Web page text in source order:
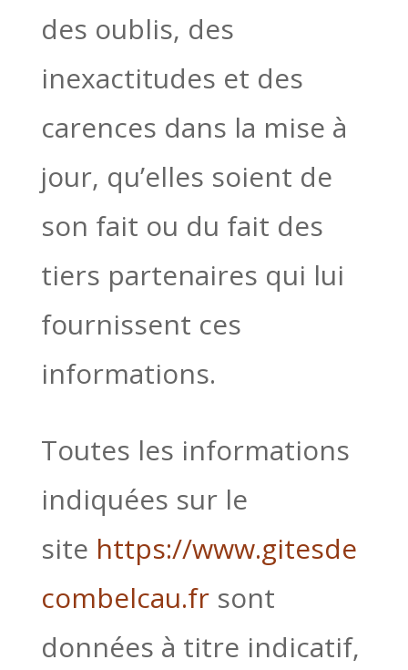
des oublis, des
inexactitudes et des
carences dans la mise à
jour, qu’elles soient de
son fait ou du fait des
tiers partenaires qui lui
fournissent ces
informations.
Toutes les informations
indiquées sur le
site https://www.gitesde
combelcau.frsont
données à titre indicatif,